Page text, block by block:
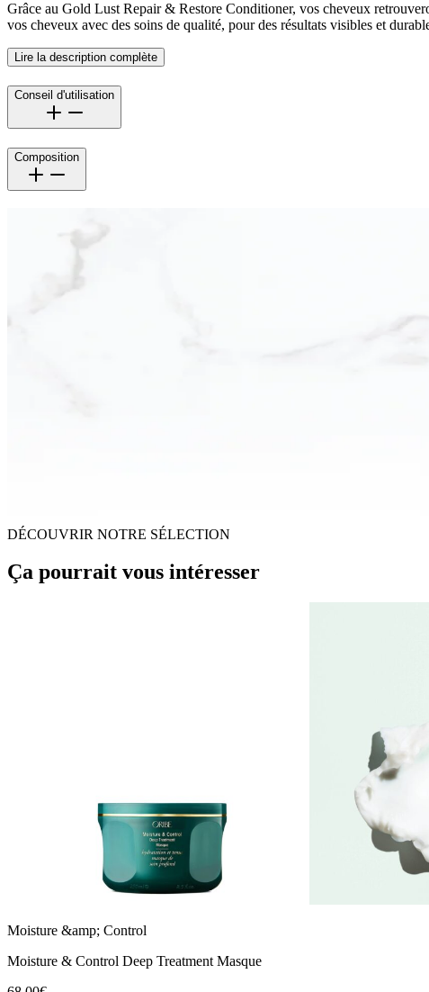
Grâce au Gold Lust Repair & Restore Conditioner, vos cheveux
vos cheveux avec des soins de qualité, pour des résultats visibles et
Lire la description complète
Conseil d'utilisation
Composition
DÉCOUVRIR NOTRE SÉLECTION
Ça pourrait vous intéresser
Moisture &amp; Control
Moisture & Control Deep Treatment Masque